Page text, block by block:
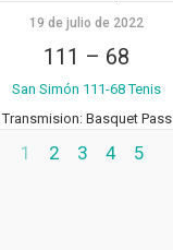
19 de julio de 2022
111 – 68
San Simón 111-68 Tenis
Transmision:Basquet Pass
1 2 3 4 5